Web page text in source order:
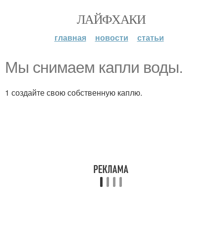
ЛАЙФХАКИ
главная новости статьи
Мы снимаем капли воды.
1 создайте свою собственную каплю.